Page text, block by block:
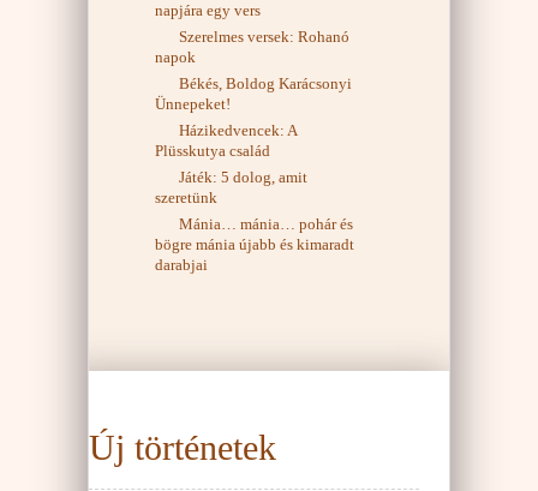
napjára egy vers
Szerelmes versek: Rohanó
napok
Békés, Boldog Karácsonyi
Ünnepeket!
Házikedvencek: A
Plüsskutya család
Játék: 5 dolog, amit
szeretünk
Mánia… mánia… pohár és
bögre mánia újabb és kimaradt
darabjai
Új történetek